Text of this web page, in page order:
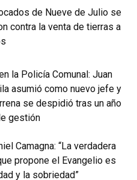
de Nueve de Julio se
contra la venta de tierras a
la Policía Comunal: Juan
asumió como nuevo jefe y
se despidió tras un año
gestión
Camagna: “La verdadera
propone el Evangelio es
y la sobriedad”